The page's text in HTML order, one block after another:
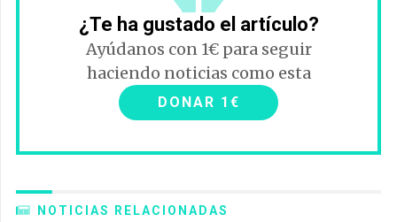
¿Te ha gustado el artículo?
Ayúdanos con 1€ para seguir
haciendo noticias como esta
DONAR 1€
NOTICIAS RELACIONADAS